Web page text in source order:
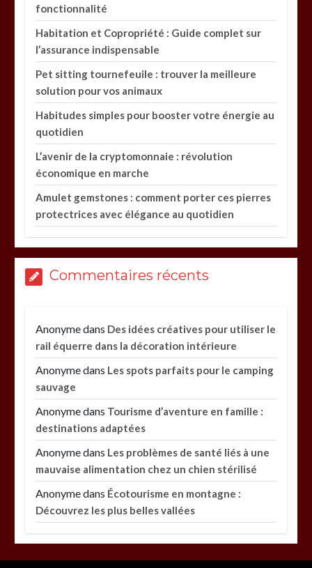
fonctionnalité
Habitation et Copropriété : Guide complet sur
l’assurance indispensable
Pet sitting tournefeuile : trouver la meilleure
solution pour vos animaux
Habitudes simples pour booster votre énergie au
quotidien
L’avenir de la cryptomonnaie : révolution
économique en marche
Amulet gemstones : comment porter ces pierres
protectrices avec élégance au quotidien
Commentaires récents
Anonymedans Des idées créatives pour utiliser le
rail équerre dans la décoration intérieure
Anonymedans Les spots parfaits pour le camping
sauvage
Anonymedans Tourisme d’aventure en famille :
destinations adaptées
Anonymedans Les problèmes de santé liés à une
mauvaise alimentation chez un chien stérilisé
Anonymedans Écotourisme en montagne :
Découvrez les plus belles vallées
Paysagiste à Sainte-Eulalie : ce qui sépare le bon